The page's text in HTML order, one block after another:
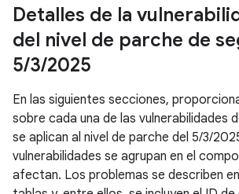
Detalles de la
del nivel de parche de
5/3/2025
En las siguientes secciones,
sobre cada una de las vulnerabilidades
se aplican al nivel de parche del 5/3/
vulnerabilidades se agrupan en el
afectan. Los problemas se describen